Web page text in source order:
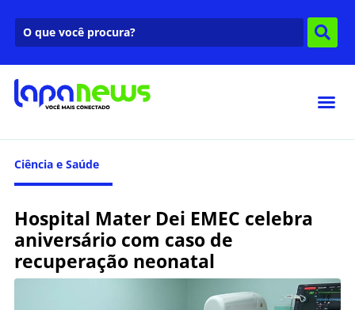
Ciência e Saúde
Hospital Mater Dei EMEC celebra
aniversário com caso de
recuperação neonatal